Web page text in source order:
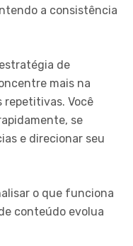
a consistência
de
mais na
repetitivas. Você
se
e direcionar seu
o que funciona
conteúdo evolua